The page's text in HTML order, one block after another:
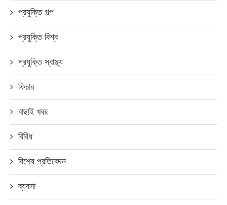
প্রযুক্তি গল্প
প্রযুক্তি বিশ্ব
প্রযুক্তি স্বাস্থ্য
ফিচার
বাছাই খবর
বিবিধ
বিশেষ প্রতিবেদন
ব্যবসা